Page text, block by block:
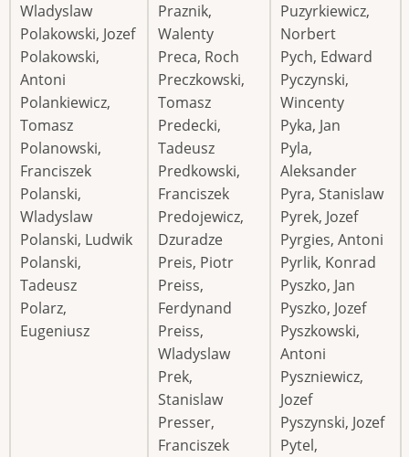
Wladyslaw
Polakowski, Jozef
Polakowski,
Antoni
Polankiewicz,
Tomasz
Polanowski,
Franciszek
Polanski,
Wladyslaw
Polanski, Ludwik
Polanski,
Tadeusz
Polarz,
Eugeniusz
Praznik,
Walenty
Preca, Roch
Preczkowski,
Tomasz
Predecki,
Tadeusz
Predkowski,
Franciszek
Predojewicz,
Dzuradze
Preis, Piotr
Preiss,
Ferdynand
Preiss,
Wladyslaw
Prek,
Stanislaw
Presser,
Franciszek
Puzyrkiewicz,
Norbert
Pych, Edward
Pyczynski,
Wincenty
Pyka, Jan
Pyla,
Aleksander
Pyra, Stanislaw
Pyrek, Jozef
Pyrgies, Antoni
Pyrlik, Konrad
Pyszko, Jan
Pyszko, Jozef
Pyszkowski,
Antoni
Pyszniewicz,
Jozef
Pyszynski, Jozef
Pytel,